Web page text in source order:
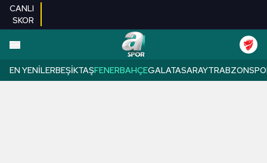
CANLI
SKOR
EN YENILERBEŞIKTAŞFENERBAHÇEGALATASARAY